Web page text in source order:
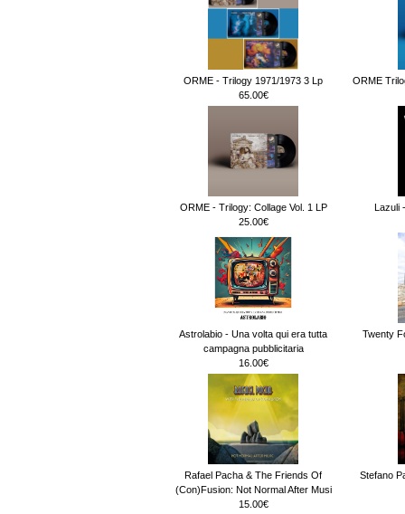
ORME - Trilogy 1971/1973 3 Lp
65.00€
ORME
ORME - Trilogy: Collage Vol. 1 LP
25.00€
Lazuli
Astrolabio - Una volta qui era tutta
campagna pubblicitaria
16.00€
Twenty
Rafael Pacha & The Friends Of
(Con)Fusion: Not Normal After Musi
15.00€
Stefano